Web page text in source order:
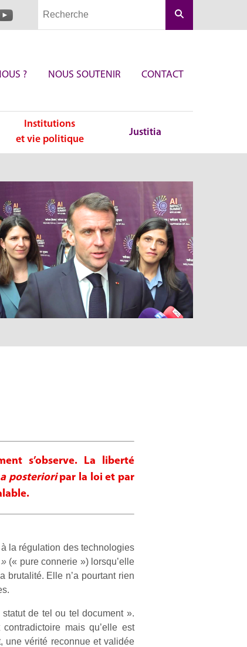
? NOUS SOUTENIR CONTACT
Institutions
et vie politique
Justitia
s’observe. La liberté
a posterioripar la loi et par
la régulation des technologies
(« pure connerie ») lorsqu’elle
brutalité. Elle n’a pourtant rien
de tel ou tel document ».
mais qu’elle est
une vérité reconnue et validée